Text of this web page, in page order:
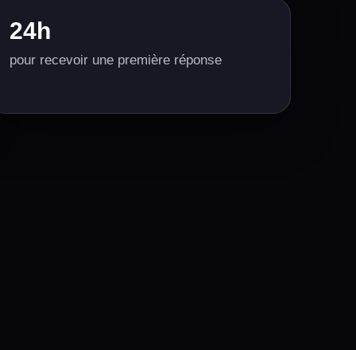
24h
pour recevoir une première réponse